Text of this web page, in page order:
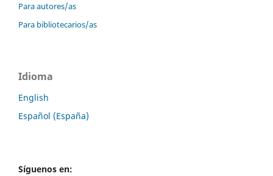
Para autores/as
Para bibliotecarios/as
Idioma
English
Español (España)
Síguenos en: